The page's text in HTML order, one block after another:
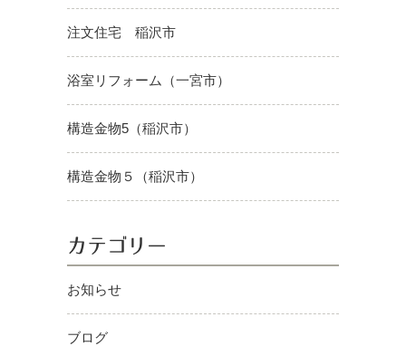
注文住宅 稲沢市
浴室リフォーム（一宮市）
構造金物5（稲沢市）
構造金物５（稲沢市）
カテゴリー
お知らせ
ブログ